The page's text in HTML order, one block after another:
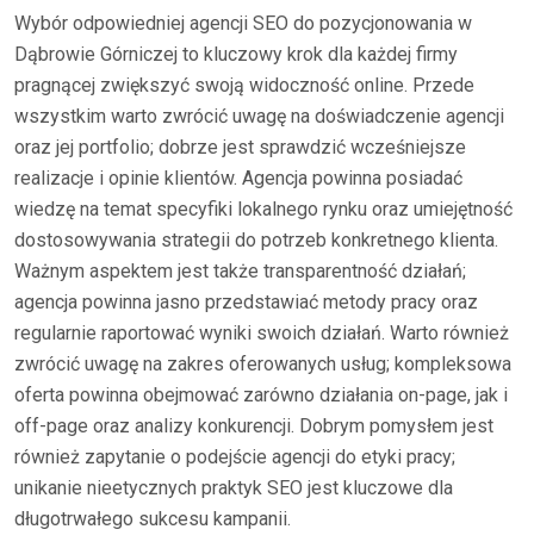
Wybór odpowiedniej agencji SEO do pozycjonowania w
Dąbrowie Górniczej to kluczowy krok dla każdej firmy
pragnącej zwiększyć swoją widoczność online. Przede
wszystkim warto zwrócić uwagę na doświadczenie agencji
oraz jej portfolio; dobrze jest sprawdzić wcześniejsze
realizacje i opinie klientów. Agencja powinna posiadać
wiedzę na temat specyfiki lokalnego rynku oraz umiejętność
dostosowywania strategii do potrzeb konkretnego klienta.
Ważnym aspektem jest także transparentność działań;
agencja powinna jasno przedstawiać metody pracy oraz
regularnie raportować wyniki swoich działań. Warto również
zwrócić uwagę na zakres oferowanych usług; kompleksowa
oferta powinna obejmować zarówno działania on-page, jak i
off-page oraz analizy konkurencji. Dobrym pomysłem jest
również zapytanie o podejście agencji do etyki pracy;
unikanie nieetycznych praktyk SEO jest kluczowe dla
długotrwałego sukcesu kampanii.